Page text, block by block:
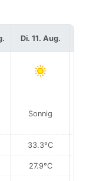
Di. 11. Aug.
Sonnig
33.3°C
27.9°C